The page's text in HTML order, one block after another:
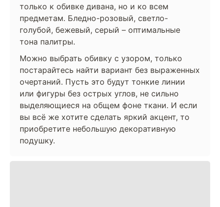
только к обивке дивана, но и ко всем
предметам. Бледно-розовый, светло-
голубой, бежевый, серый – оптимальные
тона палитры.
Можно выбрать обивку с узором, только
постарайтесь найти вариант без выраженных
очертаний. Пусть это будут тонкие линии
или фигуры без острых углов, не сильно
выделяющиеся на общем фоне ткани. И если
вы всё же хотите сделать яркий акцент, то
приобретите небольшую декоративную
подушку.